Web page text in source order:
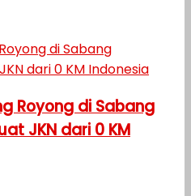
Royong di Sabang
JKN dari 0 KM